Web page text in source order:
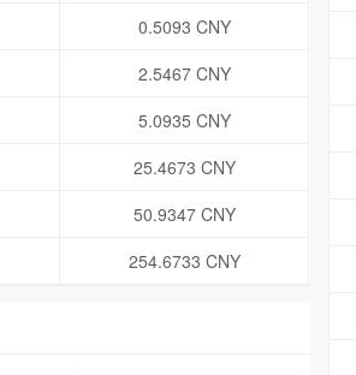
0.5093 CNY
2.5467 CNY
5.0935 CNY
25.4673 CNY
50.9347 CNY
254.6733 CNY